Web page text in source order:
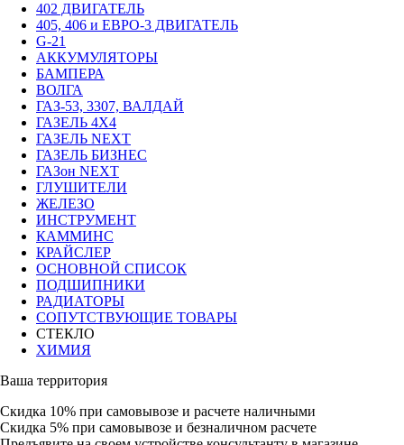
402 ДВИГАТЕЛЬ
405, 406 и ЕВРО-3 ДВИГАТЕЛЬ
G-21
АККУМУЛЯТОРЫ
БАМПЕРА
ВОЛГА
ГАЗ-53, 3307, ВАЛДАЙ
ГАЗЕЛЬ 4Х4
ГАЗЕЛЬ NEXT
ГАЗЕЛЬ БИЗНЕС
ГАЗон NEXT
ГЛУШИТЕЛИ
ЖЕЛЕЗО
ИНСТРУМЕНТ
КАММИНС
КРАЙСЛЕР
ОСНОВНОЙ СПИСОК
ПОДШИПНИКИ
РАДИАТОРЫ
СОПУТСТВУЮЩИЕ ТОВАРЫ
СТЕКЛО
ХИМИЯ
Ваша территория
Скидка 10% при самовывозе и расчете наличными
Скидка 5% при самовывозе и безналичном расчете